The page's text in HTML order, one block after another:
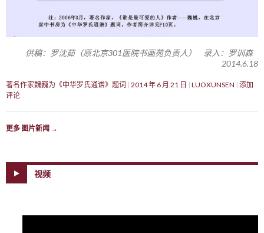
供稿：罗沈茹（原北京301医院书画苑负责人） 录入：罗训森
2014.6.18
著名作家魏巍为《中华罗氏通谱》题词 2014 年 6 月 21 日 LUOXUNSEN 添加
评论
更多 图片新闻 →
视频